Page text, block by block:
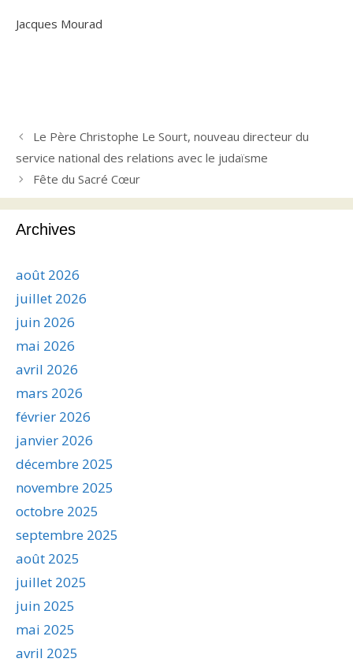
Jacques Mourad
Le Père Christophe Le Sourt, nouveau directeur du
service national des relations avec le judaïsme
Fête du Sacré Cœur
Archives
août 2026
juillet 2026
juin 2026
mai 2026
avril 2026
mars 2026
février 2026
janvier 2026
décembre 2025
novembre 2025
octobre 2025
septembre 2025
août 2025
juillet 2025
juin 2025
mai 2025
avril 2025